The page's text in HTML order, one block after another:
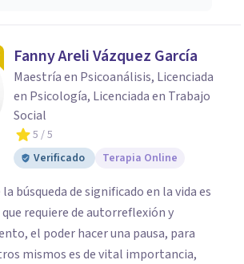
Fanny Areli Vázquez García
Maestría en Psicoanálisis, Licenciada
en Psicología, Licenciada en Trabajo
Social
5 / 5
Verificado
Terapia Online
búsqueda de significado en la vida es
requiere de autorreflexión y
el poder hacer una pausa, para
mismos es de vital importancia,